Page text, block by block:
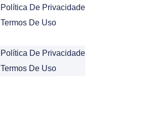
Política De Privacidade
Termos De Uso
Política De Privacidade
Termos De Uso